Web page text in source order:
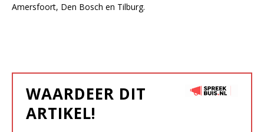
Amersfoort, Den Bosch en Tilburg.
WAARDEER DIT
ARTIKEL!